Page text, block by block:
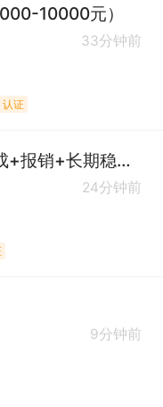
10000元）
33分钟前
认证
业务员（3000-5000）+提成+报销+长期稳定交保险
24分钟前
9分钟前